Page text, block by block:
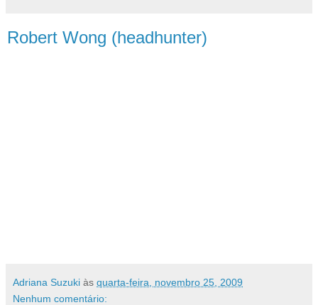
Robert Wong (headhunter)
Adriana Suzuki às quarta-feira, novembro 25, 2009
Nenhum comentário: